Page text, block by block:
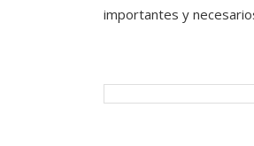
importantes y